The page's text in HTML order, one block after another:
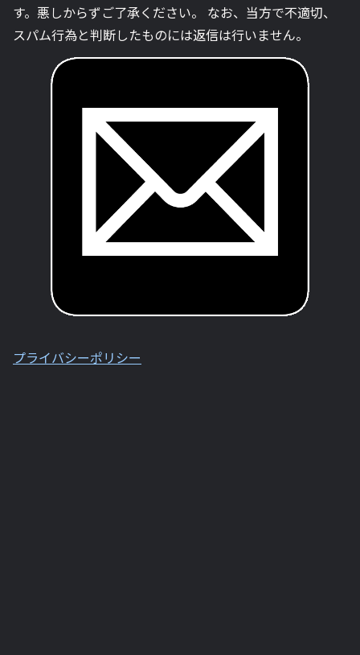
す。悪しからずご了承ください。 なお、当方で不適切、
スパム行為と判断したものには返信は行いません。
プライバシーポリシー